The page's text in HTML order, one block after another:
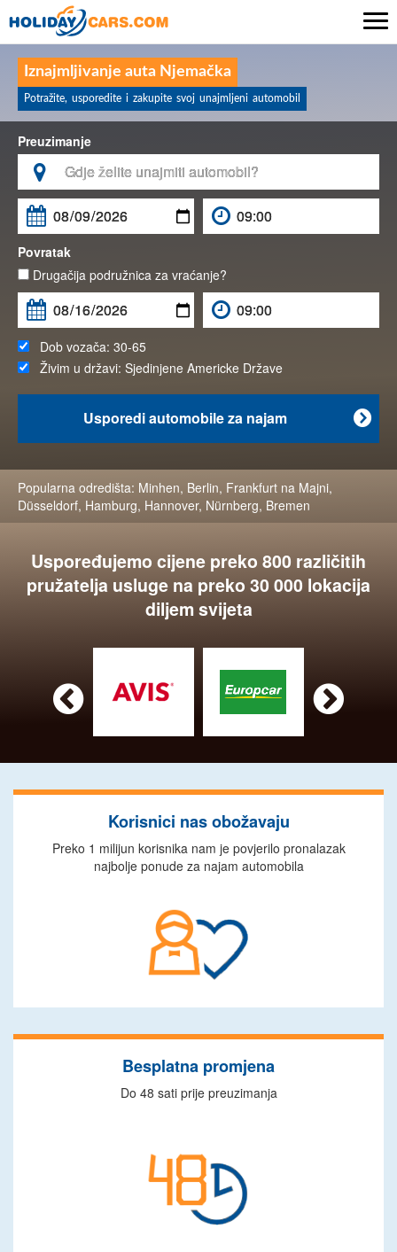
Iznajmljivanje auta Njemačka
Potražite, usporedite i zakupite svoj unajmljeni automobil
Preuzimanje


Povratak
Drugačija podružnica za vraćanje?
Dob vozača: 30-65
Živim u državi: Sjedinjene Americke Države

Usporedi automobile za najam
Popularna odredišta: Minhen, Berlin, Frankfurt na Majni,
Düsseldorf, Hamburg, Hannover, Nürnberg, Bremen
Uspoređujemo cijene preko 800 različitih
pružatelja usluge na preko 30 000 lokacija
diljem svijeta
 
Korisnici nas obožavaju
Preko 1 milijun korisnika nam je povjerilo pronalazak
najbolje ponude za najam automobila
Besplatna promjena
Do 48 sati prije preuzimanja